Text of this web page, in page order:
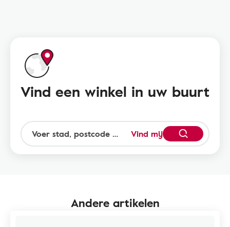
Vind een winkel in uw buurt
Vind mij
Andere artikelen